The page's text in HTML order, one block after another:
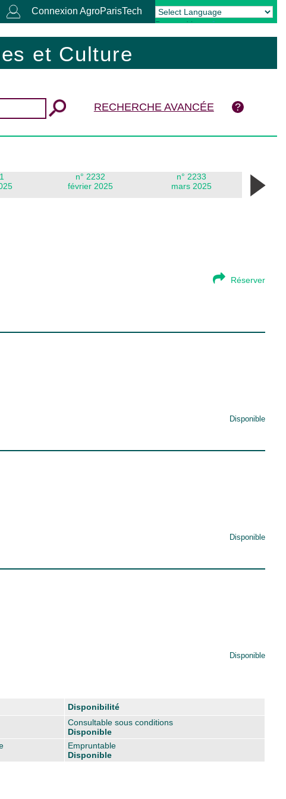
Connexion AgroParisTech
Powered by Translate
et Culture
RECHERCHE AVANCÉE
n° 2232
février 2025
n° 2233
mars 2025
Réserver
Disponible
Disponible
Disponible
Disponibilité
Consultable sous conditions
Disponible
Empruntable
Disponible